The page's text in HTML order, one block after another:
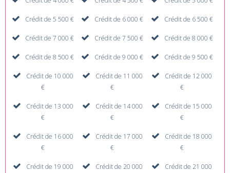
Crédit de 5 500 € Crédit de 6 000 € Crédit de 6 500 €
Crédit de 7 000 € Crédit de 7 500 € Crédit de 8 000 €
Crédit de 8 500 € Crédit de 9 000 € Crédit de 9 500 €
Crédit de 10 000
€
Crédit de 11 000
€
Crédit de 12 000
€
Crédit de 13 000
€
Crédit de 14 000
€
Crédit de 15 000
€
Crédit de 16 000
€
Crédit de 17 000
€
Crédit de 18 000
€
Crédit de 19 000
Crédit de 20 000
Crédit de 21 000